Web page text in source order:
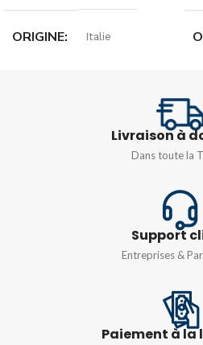
ORIGINE Italie
Livraison à
Dans toute la
Support
Entreprises &
Paiement à la